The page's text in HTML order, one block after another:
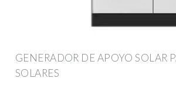
GENERADOR DE APOYO SOLAR
SOLARES